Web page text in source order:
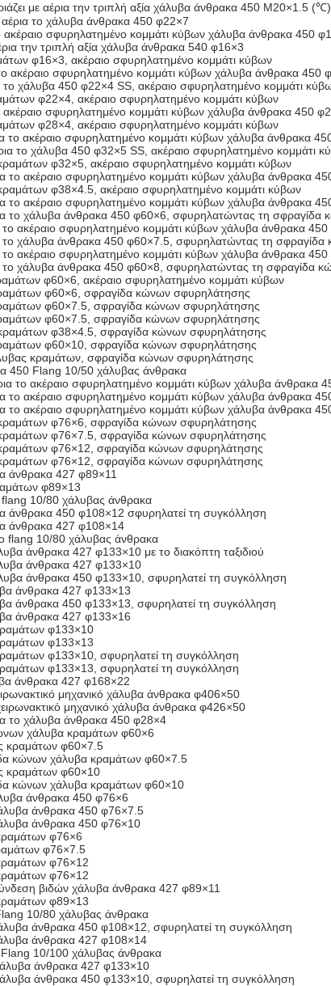
με αέρια την τριπλή αξία χάλυβα άνθρακα 450 M20×1.5 (℃)
το χάλυβα άνθρακα 450 φ22×7
σφυρηλατημένο κομμάτι κύβων χάλυβα άνθρακα 450
την τριπλή αξία χάλυβα άνθρακα 540 φ16×3
φ16×3, ακέραιο σφυρηλατημένο κομμάτι κύβων
ακέραιο σφυρηλατημένο κομμάτι κύβων χάλυβα άνθρακα 450
χάλυβα 450 φ22×4 SS, ακέραιο σφυρηλατημένο κομμάτι
φ22×4, ακέραιο σφυρηλατημένο κομμάτι κύβων
σφυρηλατημένο κομμάτι κύβων χάλυβα άνθρακα 450
φ28×4, ακέραιο σφυρηλατημένο κομμάτι κύβων
το ακέραιο σφυρηλατημένο κομμάτι κύβων χάλυβα άνθρακα
το χάλυβα 450 φ32×5 SS, ακέραιο σφυρηλατημένο κομμάτι
φ32×5, ακέραιο σφυρηλατημένο κομμάτι κύβων
το ακέραιο σφυρηλατημένο κομμάτι κύβων χάλυβα άνθρακα
φ38×4.5, ακέραιο σφυρηλατημένο κομμάτι κύβων
ακέραιο σφυρηλατημένο κομμάτι κύβων χάλυβα άνθρακα
το χάλυβα άνθρακα 450 φ60×6, σφυρηλατώντας τη σφραγίδα
ακέραιο σφυρηλατημένο κομμάτι κύβων χάλυβα άνθρακα
το χάλυβα άνθρακα 450 φ60×7.5, σφυρηλατώντας τη
ακέραιο σφυρηλατημένο κομμάτι κύβων χάλυβα άνθρακα
το χάλυβα άνθρακα 450 φ60×8, σφυρηλατώντας τη σφραγίδα
φ60×6, ακέραιο σφυρηλατημένο κομμάτι κύβων
φ60×6, σφραγίδα κώνων σφυρηλάτησης
φ60×7.5, σφραγίδα κώνων σφυρηλάτησης
φ60×7.5, σφραγίδα κώνων σφυρηλάτησης
φ38×4.5, σφραγίδα κώνων σφυρηλάτησης
φ60×10, σφραγίδα κώνων σφυρηλάτησης
κραμάτων, σφραγίδα κώνων σφυρηλάτησης
450 Flang 10/50 χάλυβας άνθρακα
το ακέραιο σφυρηλατημένο κομμάτι κύβων χάλυβα άνθρακα
το ακέραιο σφυρηλατημένο κομμάτι κύβων χάλυβα άνθρακα
το ακέραιο σφυρηλατημένο κομμάτι κύβων χάλυβα άνθρακα
φ76×6, σφραγίδα κώνων σφυρηλάτησης
φ76×7.5, σφραγίδα κώνων σφυρηλάτησης
φ76×12, σφραγίδα κώνων σφυρηλάτησης
φ76×12, σφραγίδα κώνων σφυρηλάτησης
άνθρακα 427 φ89×11
φ89×13
flang 10/80 χάλυβας άνθρακα
άνθρακα 450 φ108×12 σφυρηλατεί τη συγκόλληση
άνθρακα 427 φ108×14
flang 10/80 χάλυβας άνθρακα
άνθρακα 427 φ133×10 με το διακόπτη ταξιδιού
άνθρακα 427 φ133×10
άνθρακα 450 φ133×10, σφυρηλατεί τη συγκόλληση
άνθρακα 427 φ133×13
άνθρακα 450 φ133×13, σφυρηλατεί τη συγκόλληση
άνθρακα 427 φ133×16
φ133×10
φ133×13
φ133×10, σφυρηλατεί τη συγκόλληση
φ133×13, σφυρηλατεί τη συγκόλληση
άνθρακα 427 φ168×22
μηχανικό χάλυβα άνθρακα φ406×50
μηχανικό χάλυβα άνθρακα φ426×50
το χάλυβα άνθρακα 450 φ28×4
χάλυβα κραμάτων φ60×6
κραμάτων φ60×7.5
κώνων χάλυβα κραμάτων φ60×7.5
κραμάτων φ60×10
κώνων χάλυβα κραμάτων φ60×10
άνθρακα 450 φ76×6
άνθρακα 450 φ76×7.5
άνθρακα 450 φ76×10
φ76×6
φ76×7.5
φ76×12
φ76×12
βιδών χάλυβα άνθρακα 427 φ89×11
φ89×13
10/80 χάλυβας άνθρακα
άνθρακα 450 φ108×12, σφυρηλατεί τη συγκόλληση
άνθρακα 427 φ108×14
Flang 10/100 χάλυβας άνθρακα
άνθρακα 427 φ133×10
άνθρακα 450 φ133×10, σφυρηλατεί τη συγκόλληση